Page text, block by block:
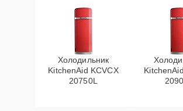
Холодильник
KitchenAid KCVCX
20750L